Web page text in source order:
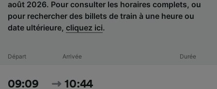
août 2026. Pour consulter les horaires complets, ou
pour rechercher des billets de train à une heure ou
date ultérieure, cliquez ici.
Départ Arrivée Durée
09:09 10:44